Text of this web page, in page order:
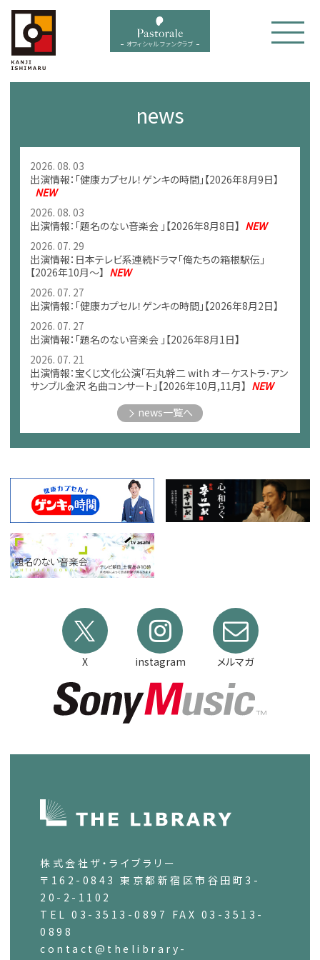
menu オフィシャル ファンクラブ
news
2026. 08. 03
出演情報：「健康カプセル！ゲンキの時間」【2026年8月9日】
NEW
2026. 08. 03
出演情報：「題名のない音楽会 」【2026年8月8日】 NEW
2026. 07. 29
出演情報：日本テレビ系連続ドラマ「俺たちの箱根駅伝」
【2026年10月～】 NEW
2026. 07. 27
出演情報：「健康カプセル！ゲンキの時間」【2026年8月2日】
2026. 07. 27
出演情報：「題名のない音楽会 」【2026年8月1日】
2026. 07. 21
出演情報：宝くじ文化公演「石丸幹二 with オーケストラ･アン
サンブル金沢 名曲コンサート」【2026年10月,11月】 NEW
news一覧へ
X instagram メルマガ
株式会社ザ・ライブラリー
〒162-0843 東京都新宿区市谷田町3-
20-2-1102
TEL 03-3513-0897 FAX 03-3513-
0898
contact@thelibrary-